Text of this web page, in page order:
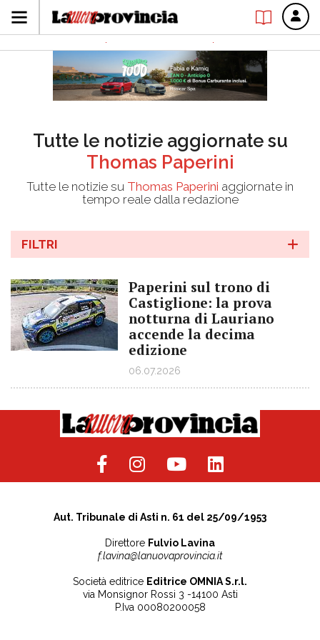
Tutte le notizie aggiornate su
Thomas Paperini
Tutte le notizie su Thomas Paperini aggiornate in
tempo reale dalla redazione
FILTRI
Paperini sul trono di
Castiglione: la prova
notturna di Lauriano
accende la decima
edizione
06.07.2026
Aut. Tribunale di Asti n. 61 del 25/09/1953
Direttore Fulvio Lavina
f.lavina@lanuovaprovincia.it
Società editrice Editrice OMNIA S.r.l.
via Monsignor Rossi 3 -14100 Asti
P.Iva 00080200058